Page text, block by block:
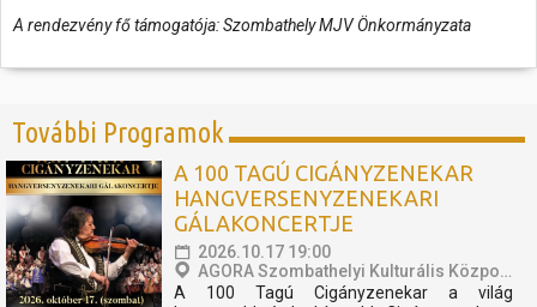
A rendezvény fő támogatója: Szombathely MJV Önkormányzata
További Programok
A 100 TAGÚ CIGÁNYZENEKAR
HANGVERSENYZENEKARI
GÁLAKONCERTJE
2026.10.17 19:00
AGORA Szombathelyi Kulturális Központ
A 100 Tagú Cigányzenekar a világ